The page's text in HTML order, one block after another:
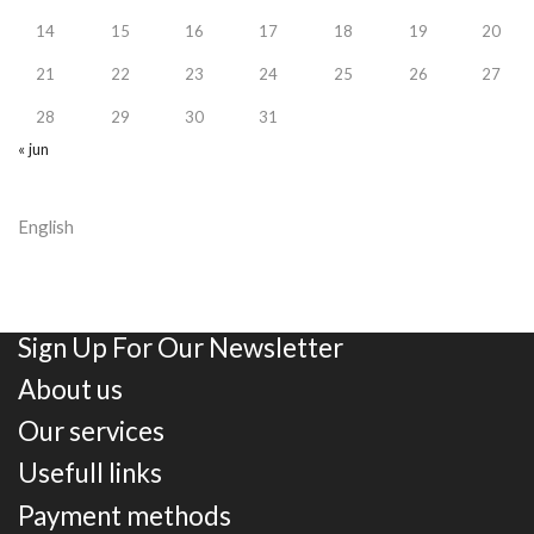
14 15 16 17 18 19 20
21 22 23 24 25 26 27
28 29 30
31
« jun
English
Sign Up For Our Newsletter
About us
Our services
Usefull links
Payment methods